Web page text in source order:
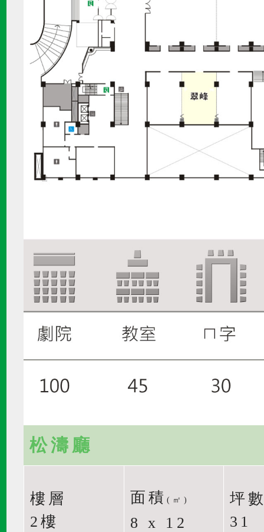
松濤廳
樓層
2樓
面積 (㎡)
8 x 12
坪
31